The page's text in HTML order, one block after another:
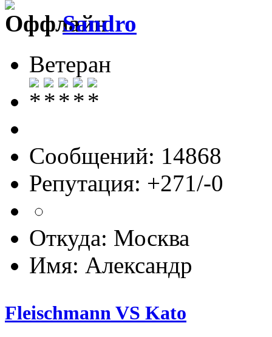
Sandro
Ветеран
Сообщений: 14868
Репутация: +271/-0
Откуда: Москва
Имя: Александр
Fleischmann VS Kato